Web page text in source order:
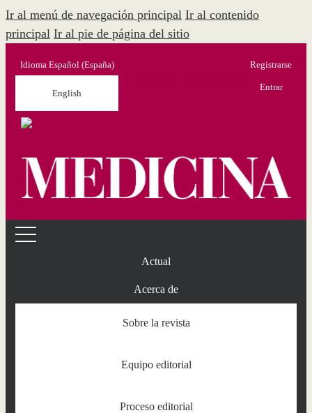
Ir al menú de navegación principal Ir al contenido
principal Ir al pie de página del sitio
Idioma Español (España)
English
Registrarse
Entrar
Actual
Acerca de
Sobre la revista
Equipo editorial
Proceso editorial